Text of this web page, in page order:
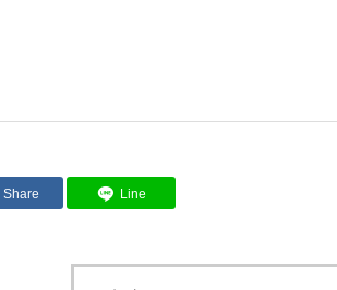
Share Line